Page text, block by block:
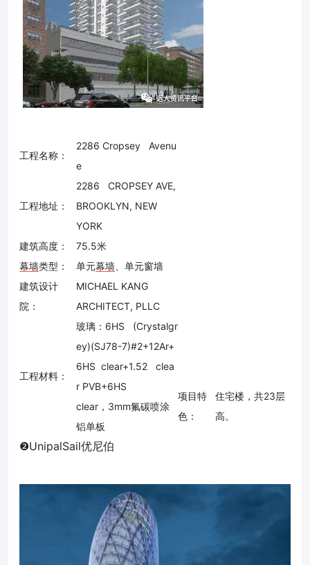
工程名称：
2286 Cropsey Avenu
e
工程地址：
2286 CROPSEY AVE,
BROOKLYN, NEW
YORK
建筑高度：
75.5米
幕墙类型： 单元幕墙 、单元窗墙
建筑设计
院：
MICHAEL KANG
ARCHITECT, PLLC
工程材料：
玻璃： 6HS (Crystalgr
ey)(SJ78-7)#2+12Ar+
6HS clear+1.52 clea
r PVB+6HS
clear，3mm氟碳喷涂
铝单板
项目特
色：
住宅楼，共23层
高。
❷UnipalSail优尼伯